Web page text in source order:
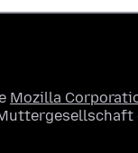
Mozilla